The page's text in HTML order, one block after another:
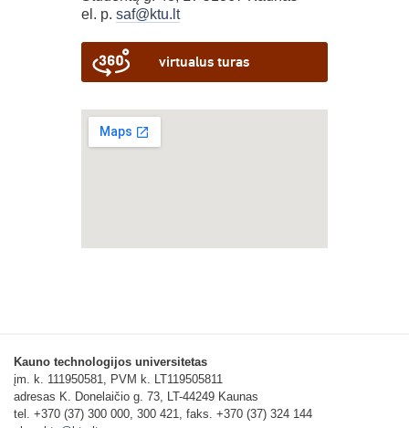
el. p. saf@ktu.lt
virtualus turas
Kauno technologijos universitetas
įm. k. 111950581, PVM k. LT119505811
adresas K. Donelaičio g. 73, LT-44249 Kaunas
tel. +370 (37) 300 000, 300 421, faks. +370 (37) 324 144